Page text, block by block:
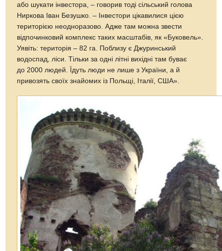
або шукати інвестора, – говорив тоді сільський голова
Ниркова Іван Безушко. – Інвестори цікавилися цією
територією неодноразово. Адже там можна звести
відпочинковий комплекс таких масштабів, як «Буковель».
Уявіть: територія – 82 га. Поблизу є Джуринський
водоспад, ліси. Тільки за одні літні вихідні там буває
до 2000 людей. Їдуть люди не лише з України, а й
привозять своїх знайомих із Польщі, Італії, США».